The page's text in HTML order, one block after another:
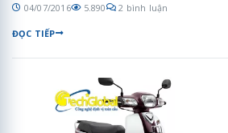
04/07/2016 5.890 2 bình luận
ĐỌC TIẾP